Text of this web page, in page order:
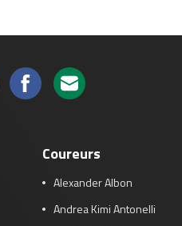
zo 17:00 - 19:00
Coureurs
Alexander Albon
Andrea Kimi Antonelli